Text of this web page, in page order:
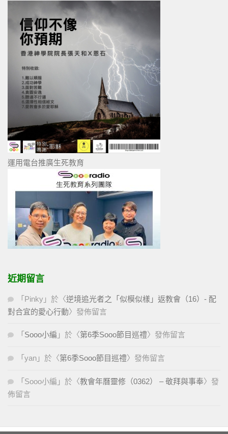
運用電台推廣生死教育
近期留言
「 Pinky 」於〈逆境追光者之「似模似樣」返教會（16）- 配
對合宜的愛心行動〉發佈留言
「 Sooo小編 」於〈第6季Sooo節目巡禮〉發佈留言
「 yan 」於〈第6季Sooo節目巡禮〉發佈留言
「 Sooo小編 」於〈教會年曆靈修（0362） – 敬拜與事奉〉發
佈留言